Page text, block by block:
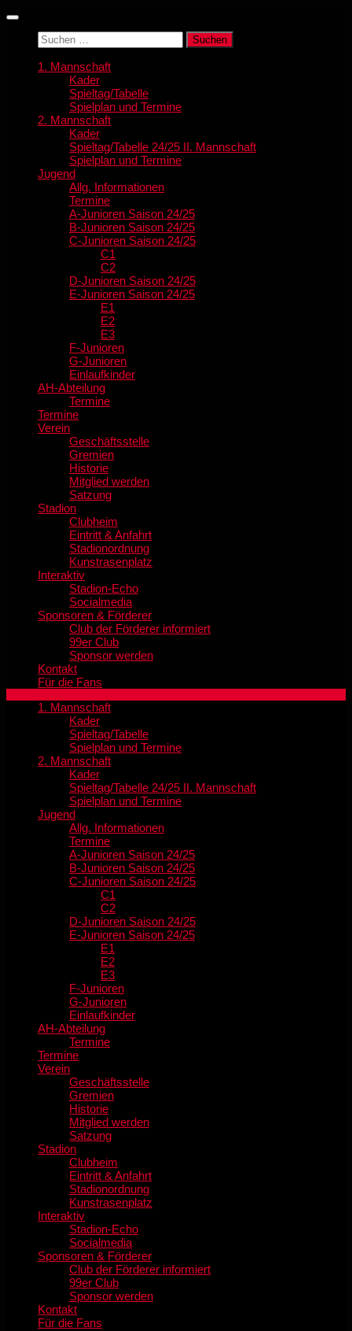
Zum
springenSuchen
nach:
1. Mannschaft
Kader
Spieltag/Tabelle
Spielplan und Termine
2. Mannschaft
Kader
Spieltag/Tabelle 24/25 II. Mannschaft
Spielplan und Termine
Jugend
Allg. Informationen
Termine
A-Junioren Saison 24/25
B-Junioren Saison 24/25
C-Junioren Saison 24/25
C1
C2
D-Junioren Saison 24/25
E-Junioren Saison 24/25
E1
E2
E3
F-Junioren
G-Junioren
Einlaufkinder
AH-Abteilung
Termine
Termine
Verein
Geschäftsstelle
Gremien
Historie
Mitglied werden
Satzung
Stadion
Clubheim
Eintritt & Anfahrt
Stadionordnung
Kunstrasenplatz
Interaktiv
Stadion-Echo
Socialmedia
Sponsoren & Förderer
Club der Förderer informiert
99er Club
Sponsor werden
Kontakt
Für die Fans
1. Mannschaft
Kader
Spieltag/Tabelle
Spielplan und Termine
2. Mannschaft
Kader
Spieltag/Tabelle 24/25 II. Mannschaft
Spielplan und Termine
Jugend
Allg. Informationen
Termine
A-Junioren Saison 24/25
B-Junioren Saison 24/25
C-Junioren Saison 24/25
C1
C2
D-Junioren Saison 24/25
E-Junioren Saison 24/25
E1
E2
E3
F-Junioren
G-Junioren
Einlaufkinder
AH-Abteilung
Termine
Termine
Verein
Geschäftsstelle
Gremien
Historie
Mitglied werden
Satzung
Stadion
Clubheim
Eintritt & Anfahrt
Stadionordnung
Kunstrasenplatz
Interaktiv
Stadion-Echo
Socialmedia
Sponsoren & Förderer
Club der Förderer informiert
99er Club
Sponsor werden
Kontakt
Für die Fans